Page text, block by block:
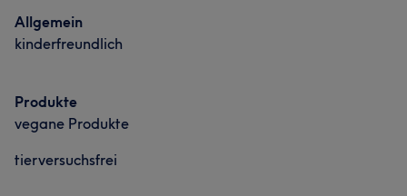
Portfolio
Allgemein
kinderfreundlich
Produkte
vegane Produkte
tierversuchsfrei